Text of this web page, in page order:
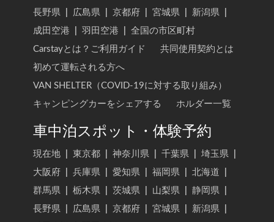
長野県
広島県 京都府 宮城県 新潟県
成田空港
羽田空港
全国の市区町村
Carstayとは？ご利用ガイド
共同使用契約とは
初めて運転される方へ
VAN SHELTER（COVID-19に対する取り組み）
キャンピングカーをシェアする
ホルダー一覧
車中泊スポット・体験予約
現在地 東京都 神奈川県 千葉県 埼玉県
大阪府
兵庫県 愛知県 福岡県 北海道
群馬県
栃木県 茨城県 山梨県 静岡県
長野県
広島県 京都府 宮城県 新潟県